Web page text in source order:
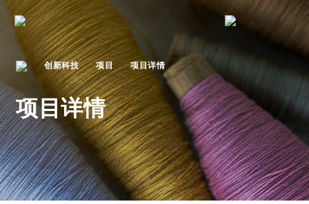
创新科技 项目 项目详情
项目详情